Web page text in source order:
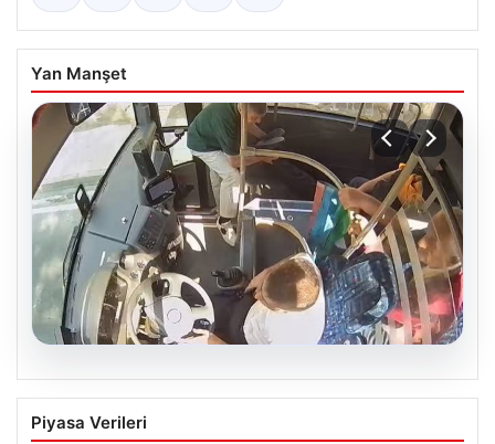
Yan Manşet
Trabzon’da Otobüste Fenalaşan
Yolcuya Şoförün Hızlı Müdahalesi
Piyasa Verileri